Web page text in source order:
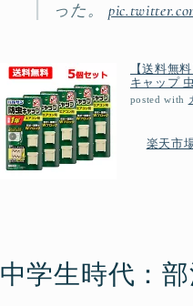
った。
【送料無
キャップ
posted with
楽天市
中学生時代：